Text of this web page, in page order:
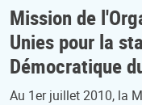
Mission de
Unies pour la
Démocratique
Au 1er juillet 2010, la